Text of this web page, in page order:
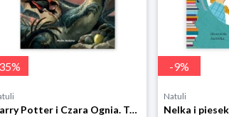
35%
Harry Potter i Czara Ognia. Tom 4 Media rodzina
-9%
Natuli